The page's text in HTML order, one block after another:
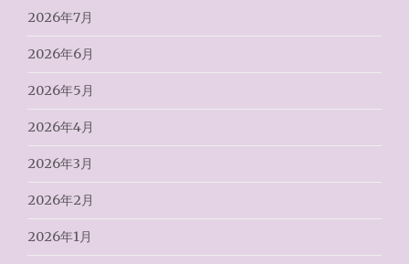
2026年7月
2026年6月
2026年5月
2026年4月
2026年3月
2026年2月
2026年1月